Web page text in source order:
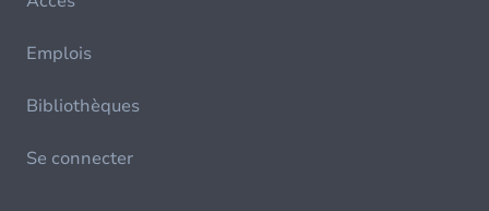
Emplois
Bibliothèques
Se connecter